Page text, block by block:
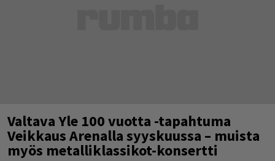
Valtava Yle 100 vuotta -tapahtuma
Veikkaus Arenalla syyskuussa – muista
myös metalliklassikot-konsertti